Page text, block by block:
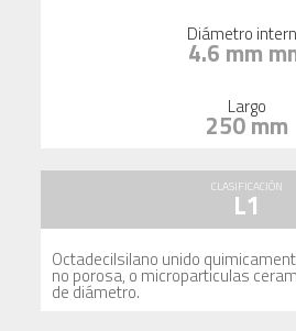
Diámetro
4.6 mm
Largo
250 mm
CLASIFICACIÓN
L1
Octadecilsilano unido
no porosa, o microparticulas
de diámetro.